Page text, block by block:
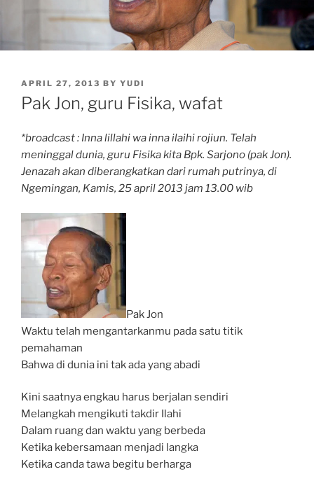
POSTED
ON
APRIL 27, 2013 BY YUDI
Pak Jon, guru Fisika, wafat
*broadcast : Inna lillahi wa inna ilaihi rojiun. Telah
meninggal dunia, guru Fisika kita Bpk. Sarjono (pak Jon).
Jenazah akan diberangkatkan dari rumah putrinya, di
Ngemingan, Kamis, 25 april 2013 jam 13.00 wib
Pak Jon
Waktu telah mengantarkanmu pada satu titik
pemahaman
Bahwa di dunia ini tak ada yang abadi
Kini saatnya engkau harus berjalan sendiri
Melangkah mengikuti takdir Ilahi
Dalam ruang dan waktu yang berbeda
Ketika kebersamaan menjadi langka
Ketika canda tawa begitu berharga